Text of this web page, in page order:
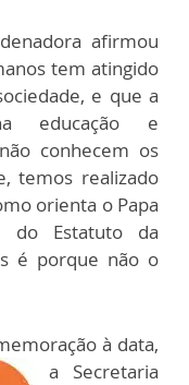
afirmou
tem atingido
e que a
educação e
conhecem os
temos realizado
orienta o Papa
do Estatuto da
é porque não o
à data,
a Secretaria